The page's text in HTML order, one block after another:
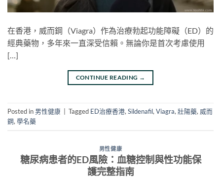
在香港，威而鋼（Viagra）作為治療勃起功能障礙（ED）的
經典藥物，多年來一直深受信賴。無論你是首次考慮使用
[…]
CONTINUE READING →
Posted in 男性健康 Tagged ED治療香港, Sildenafil, Viagra, 壯陽藥, 威而
鋼, 學名藥
男性健康
糖尿病患者的ED風險：血糖控制與性功能保
護完整指南